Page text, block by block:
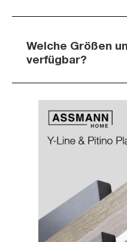
Welche Größen
verfügbar?